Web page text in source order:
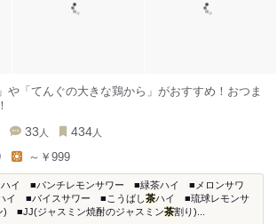
や「てんぐの大きな鶏から」がおすすめ！おつま
33 人 434 人
～￥999
ハイ ■パンチレモンサワー ■緑茶ハイ ■メロンサワ
イ ■バイスサワー ■こうばし茶ハイ ■琉球レモンサ
) ■JJ(ジャスミン焼酎のジャスミン茶割り)...